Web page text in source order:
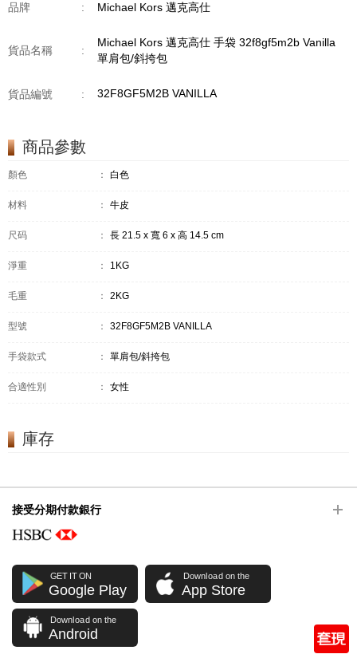
品牌 : Michael Kors 邁克高仕
貨品名稱 :
Michael Kors 邁克高仕 手袋 32f8gf5m2b Vanilla
單肩包/斜挎包
貨品編號 : 32F8GF5M2B VANILLA
商品參數
顏色 ： 白色
材料 ： 牛皮
尺码 ： 長 21.5 x 寬 6 x 高 14.5 cm
淨重 ： 1KG
毛重 ： 2KG
型號 ： 32F8GF5M2B VANILLA
手袋款式 ： 單肩包/斜挎包
合適性別 ： 女性
庫存
接受分期付款銀行
GET IT ON
Google Play
Download on the
App Store
Download on the
Android